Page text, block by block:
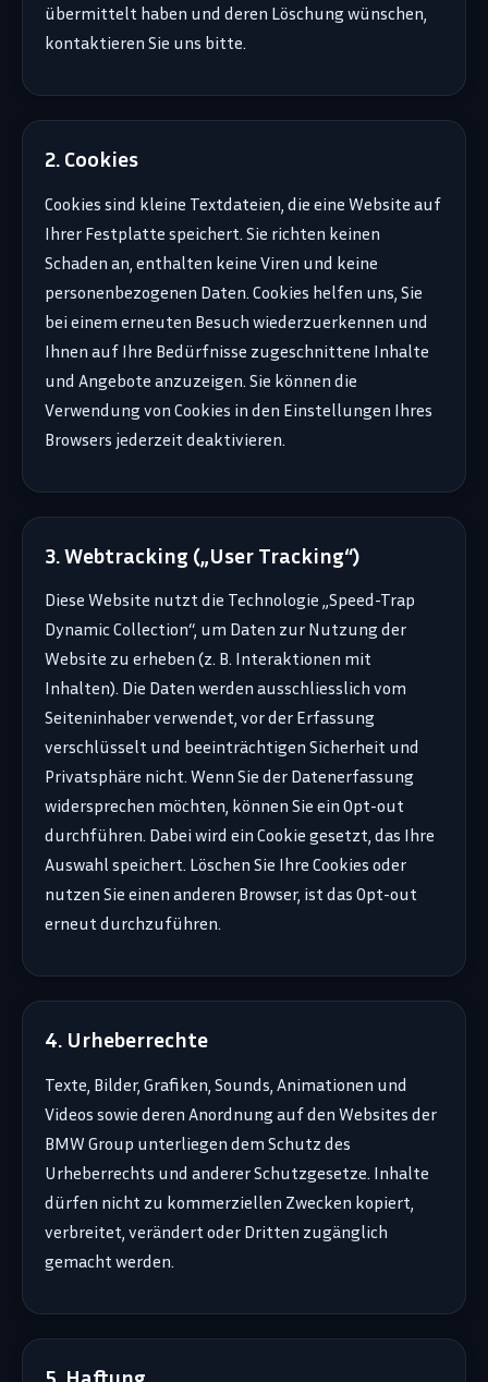
übermittelt haben und deren Löschung wünschen,
kontaktieren Sie uns bitte.
2. Cookies
Cookies sind kleine Textdateien, die eine Website auf
Ihrer Festplatte speichert. Sie richten keinen
Schaden an, enthalten keine Viren und keine
personenbezogenen Daten. Cookies helfen uns, Sie
bei einem erneuten Besuch wiederzuerkennen und
Ihnen auf Ihre Bedürfnisse zugeschnittene Inhalte
und Angebote anzuzeigen. Sie können die
Verwendung von Cookies in den Einstellungen Ihres
Browsers jederzeit deaktivieren.
3. Webtracking („User Tracking“)
Diese Website nutzt die Technologie „Speed-Trap
Dynamic Collection“, um Daten zur Nutzung der
Website zu erheben (z. B. Interaktionen mit
Inhalten). Die Daten werden ausschliesslich vom
Seiteninhaber verwendet, vor der Erfassung
verschlüsselt und beeinträchtigen Sicherheit und
Privatsphäre nicht. Wenn Sie der Datenerfassung
widersprechen möchten, können Sie ein Opt-out
durchführen. Dabei wird ein Cookie gesetzt, das Ihre
Auswahl speichert. Löschen Sie Ihre Cookies oder
nutzen Sie einen anderen Browser, ist das Opt-out
erneut durchzuführen.
4. Urheberrechte
Texte, Bilder, Grafiken, Sounds, Animationen und
Videos sowie deren Anordnung auf den Websites der
BMW Group unterliegen dem Schutz des
Urheberrechts und anderer Schutzgesetze. Inhalte
dürfen nicht zu kommerziellen Zwecken kopiert,
verbreitet, verändert oder Dritten zugänglich
gemacht werden.
5. Haftung